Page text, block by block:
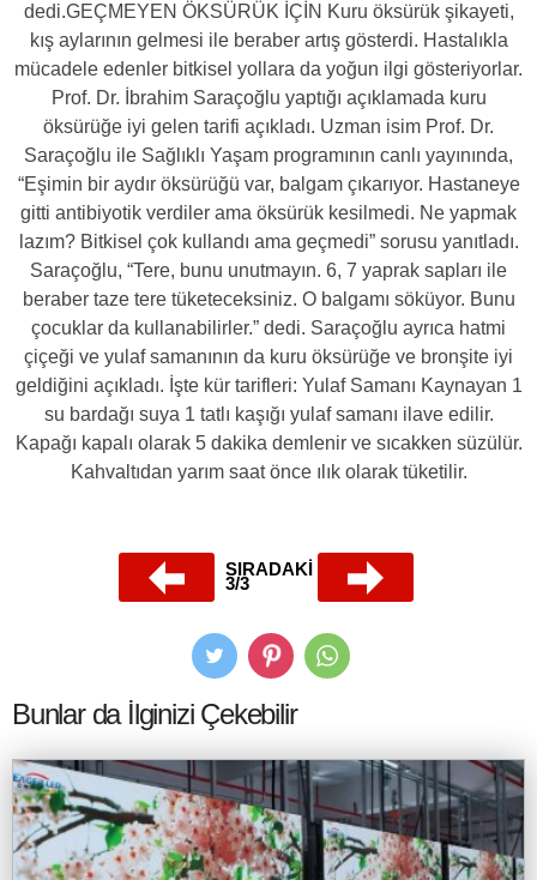
dedi.GEÇMEYEN ÖKSÜRÜK İÇİN Kuru öksürük şikayeti,
kış aylarının gelmesi ile beraber artış gösterdi. Hastalıkla
mücadele edenler bitkisel yollara da yoğun ilgi gösteriyorlar.
Prof. Dr. İbrahim Saraçoğlu yaptığı açıklamada kuru
öksürüğe iyi gelen tarifi açıkladı. Uzman isim Prof. Dr.
Saraçoğlu ile Sağlıklı Yaşam programının canlı yayınında,
“Eşimin bir aydır öksürüğü var, balgam çıkarıyor. Hastaneye
gitti antibiyotik verdiler ama öksürük kesilmedi. Ne yapmak
lazım? Bitkisel çok kullandı ama geçmedi” sorusu yanıtladı.
Saraçoğlu, “Tere, bunu unutmayın. 6, 7 yaprak sapları ile
beraber taze tere tüketeceksiniz. O balgamı söküyor. Bunu
çocuklar da kullanabilirler.” dedi. Saraçoğlu ayrıca hatmi
çiçeği ve yulaf samanının da kuru öksürüğe ve bronşite iyi
geldiğini açıkladı. İşte kür tarifleri: Yulaf Samanı Kaynayan 1
su bardağı suya 1 tatlı kaşığı yulaf samanı ilave edilir.
Kapağı kapalı olarak 5 dakika demlenir ve sıcakken süzülür.
Kahvaltıdan yarım saat önce ılık olarak tüketilir.
SIRADAKİ
3/3
Bunlar da İlginizi Çekebilir